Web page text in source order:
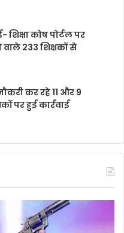
शिक्षा कोष पोर्टल पर
वाले 233 शिक्षकों से
कर रहे 11 और 9
पर हुई कार्रवाई